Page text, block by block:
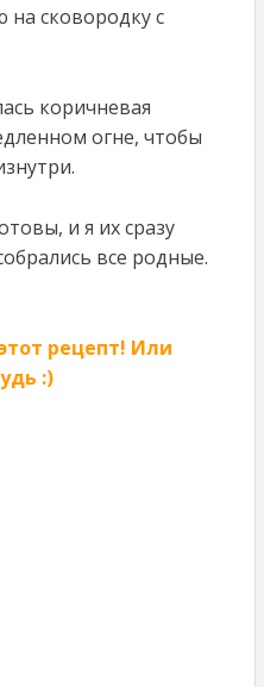
сковородку с
коричневая
огне, чтобы
и я их сразу
все родные.
рецепт! Или
:)